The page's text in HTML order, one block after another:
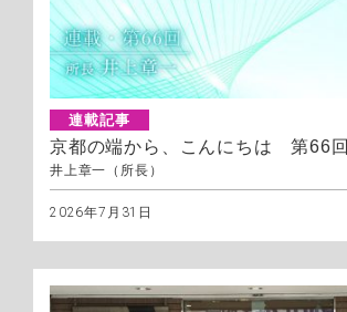
連載記事
京都の端から、こんにちは 第66回
井上章一（所長）
2026年7月31日